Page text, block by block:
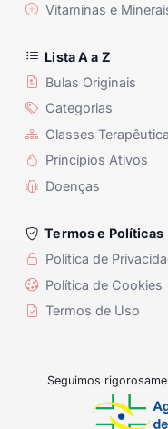
Vitaminas e
Lista A a Z
Bulas Originais
Categorias
Classes
Princípios Ativos
Doenças
Termos e Políticas
Política de
Política de Cookies
Termos de Uso
Seguimos